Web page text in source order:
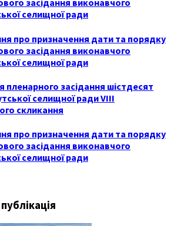
засідання виконавчого
селищної ради
про призначення дати та порядку
засідання виконавчого
селищної ради
пленарного засідання шістдесят
селищної ради VIII
скликання
про призначення дати та порядку
засідання виконавчого
селищної ради